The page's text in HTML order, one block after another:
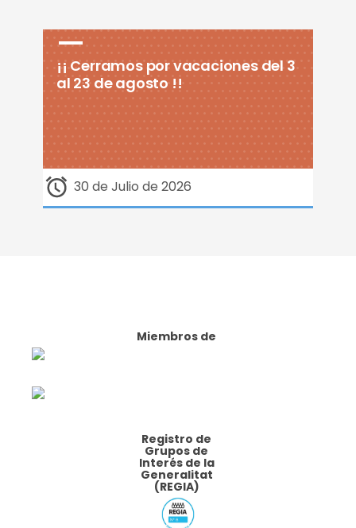
¡¡ Cerramos por vacaciones del 3
al 23 de agosto !!
30 de Julio de 2026
Miembros de
Registro de
Grupos de
Interés de la
Generalitat
(REGIA)